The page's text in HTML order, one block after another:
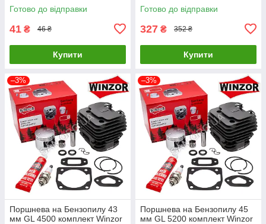
Готово до відправки
41 ₴ 46 ₴
Купити
Готово до відправки
327 ₴ 352 ₴
Купити
–3%
Поршнева на Бензопилу 43
мм GL 4500 комплект Winzor
–3%
Поршнева на Бензопилу 45
мм GL 5200 комплект Winzor